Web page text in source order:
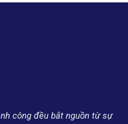
công đều bắt nguồn từ sự